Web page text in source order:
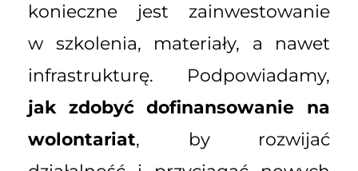
konieczne jest zainwestowanie
w szkolenia, materiały, a nawet
infrastrukturę. Podpowiadamy,
jak zdobyć dofinansowanie na
wolontariat, by rozwijać